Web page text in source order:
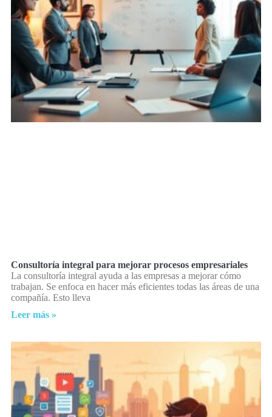
Consultoría integral para mejorar procesos empresariales
La consultoría integral ayuda a las empresas a mejorar cómo
trabajan. Se enfoca en hacer más eficientes todas las áreas de una
compañía. Esto lleva
Leer más »